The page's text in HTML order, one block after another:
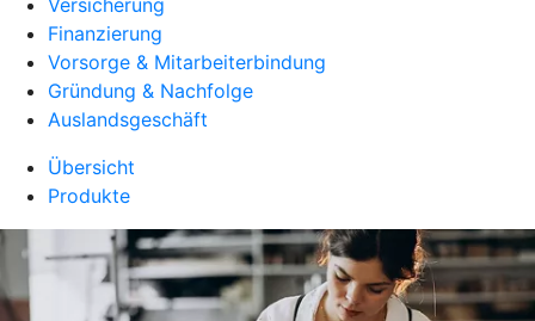
Versicherung
Finanzierung
Vorsorge & Mitarbeiterbindung
Gründung & Nachfolge
Auslandsgeschäft
Übersicht
Produkte